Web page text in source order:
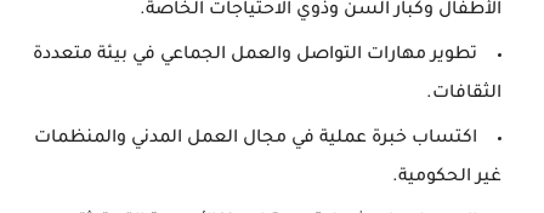
الأطفال وكبار السن وذوي الاحتياجات الخاصة.
تطوير مهارات التواصل والعمل الجماعي في بيئة متعددة
الثقافات.
اكتساب خبرة عملية في مجال العمل المدني والمنظمات
غير الحكومية.